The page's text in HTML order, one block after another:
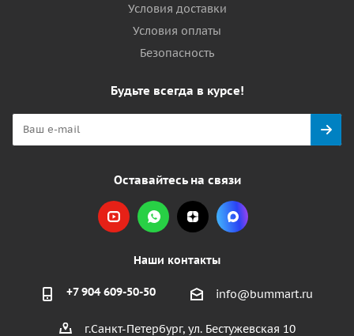
Условия доставки
Условия оплаты
Безопасность
Будьте всегда в курсе!
Оставайтесь на связи
Наши контакты
+7 904 609-50-50 info@bummart.ru
г.Санкт-Петербург, ул. Бестужевская 10